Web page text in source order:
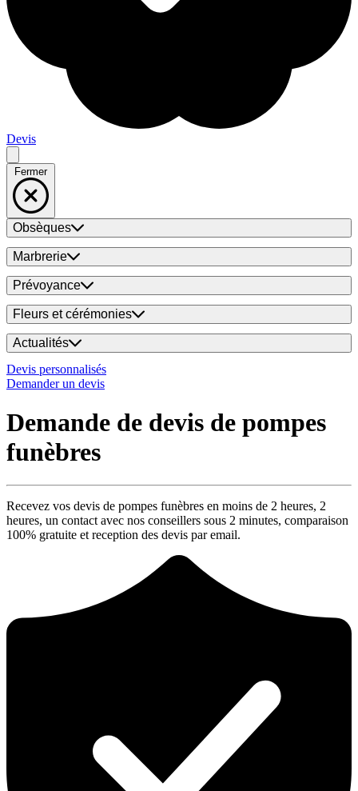
Devis
Fermer
Obsèques
Marbrerie
Prévoyance
Fleurs et cérémonies
Actualités
Devis personnalisés
Demander un devis
Demande de devis de pompes
funèbres
Recevez vos devis de pompes funèbres en moins de 2 heures, 2
heures, un contact avec nos conseillers sous 2 minutes, comparaison
100% gratuite et reception des devis par email.